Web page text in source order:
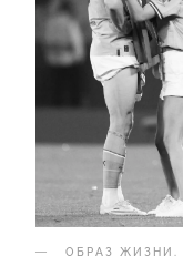
ОБРАЗ ЖИЗНИ